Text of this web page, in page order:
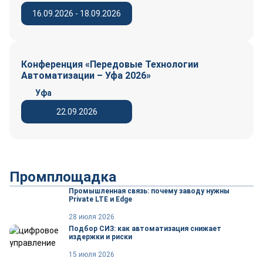
16.09.2026 - 18.09.2026
Конференция «Передовые Технологии
Автоматизации – Уфа 2026»
22.09.2026
Уфа
Промплощадка
Промышленная связь: почему заводу нужны
Private LTE и Edge
28 июля 2026
Подбор СИЗ: как автоматизация снижает
издержки и риски
15 июля 2026